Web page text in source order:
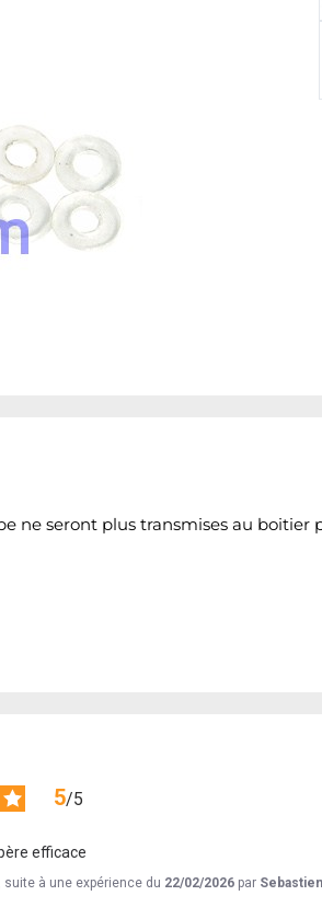
ne seront plus transmises au boitier
5/5
efficace
, suite à une expérience du 22/02/2026 par